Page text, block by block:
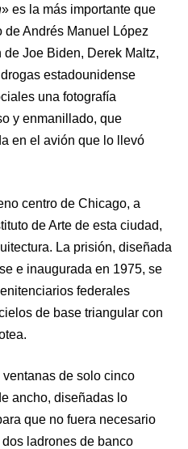
» es la más importante que
de Andrés Manuel López
Joe Biden, Derek Maltz,
estadounidense
una fotografía
y enmanillado, que
en el avión que lo llevó
centro de Chicago, a
de Arte de esta ciudad,
La prisión, diseñada
e inaugurada en 1975, se
federales
de base triangular con
de solo cinco
ancho, diseñadas lo
que no fuera necesario
ladrones de banco